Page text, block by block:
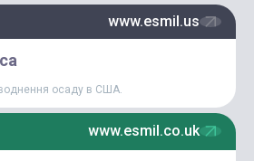
дегідратор MDQ Esmil Tsurumi
ефективне зневоднення осадів
та широкого діапазону осадів
включаючи «складні» для
жири, масла, волокнисті та
www.esmil.us
осаду в США.
www.esmil.co.uk